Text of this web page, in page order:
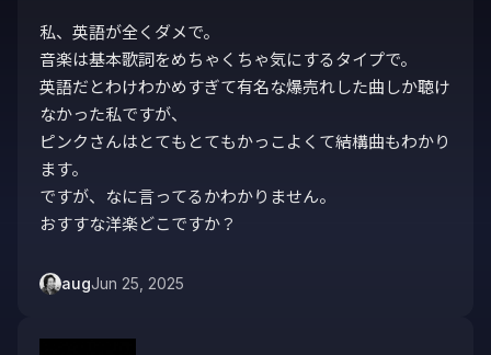
私、英語が全くダメで。
音楽は基本歌詞をめちゃくちゃ気にするタイプで。
英語だとわけわかめすぎて有名な爆売れした曲しか聴け
なかった私ですが、
ピンクさんはとてもとてもかっこよくて結構曲もわかり
ます。
ですが、なに言ってるかわかりません。
おすすな洋楽どこですか？
augJun 25, 2025